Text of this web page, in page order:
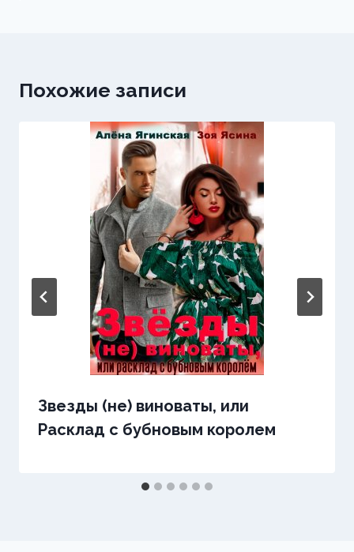
Похожие записи
Звезды (не) виноваты, или
Расклад с бубновым королем